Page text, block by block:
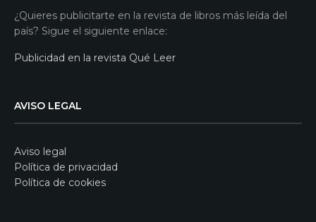
¿Quieres publicitarte en la revista de libros más leída del
país? Sigue el siguiente enlace:
Publicidad en la revista Qué Leer
AVISO LEGAL
Aviso legal
Política de privacidad
Política de cookies